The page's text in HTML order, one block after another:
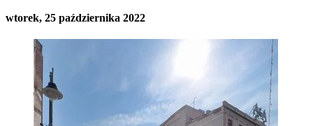
wtorek, 25 października 2022